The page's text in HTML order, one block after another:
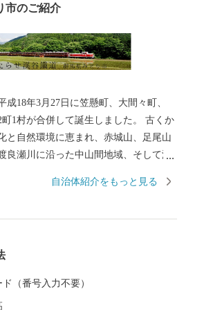
市のご紹介
成18年3月27日に笠懸町、大間々町、
1村が合併して誕生しました。 古くか
と自然環境に恵まれ、赤城山、足尾山
良瀬川に沿った中山間地域、そして渡
どり市では、この豊かな自然と立地条
も、まちづくりに参加していただける
設けております。 皆さまの応援をよろ
自治体紹介をもっと見る
ド（番号入力不要）